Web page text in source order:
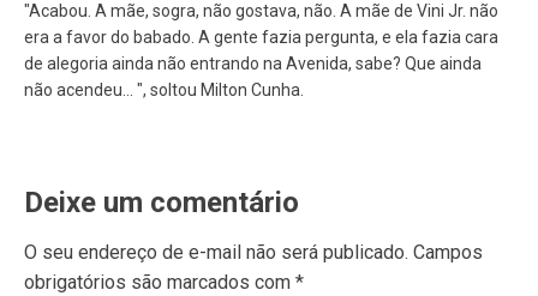
"Acabou. A mãe, sogra, não gostava, não. A mãe de Vini Jr. não
era a favor do babado. A gente fazia pergunta, e ela fazia cara
de alegoria ainda não entrando na Avenida, sabe? Que ainda
não acendeu... ", soltou Milton Cunha.
Deixe um comentário
O seu endereço de e-mail não será publicado. Campos
obrigatórios são marcados com *